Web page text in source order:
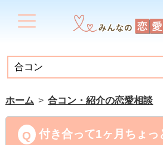
ホーム 合コン・紹介の恋愛相談
付き合って1ヶ月ちょっ